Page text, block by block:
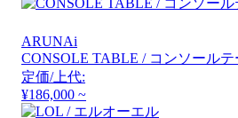
ARUNAi
CONSOLE TABLE / コンソール
定価/上代:
¥186,000 ~